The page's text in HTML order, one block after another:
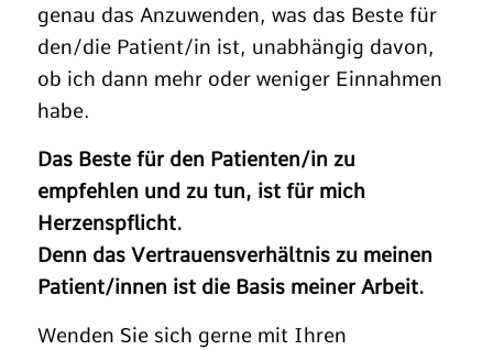
genau das Anzuwenden, was das Beste für
den/die Patient/in ist, unabhängig davon,
ob ich dann mehr oder weniger Einnahmen
habe.
Das Beste für den Patienten/in zu
empfehlen und zu tun, ist für mich
Herzenspflicht.
Denn das Vertrauensverhältnis zu meinen
Patient/innen ist die Basis meiner Arbeit.
Wenden Sie sich gerne mit Ihren